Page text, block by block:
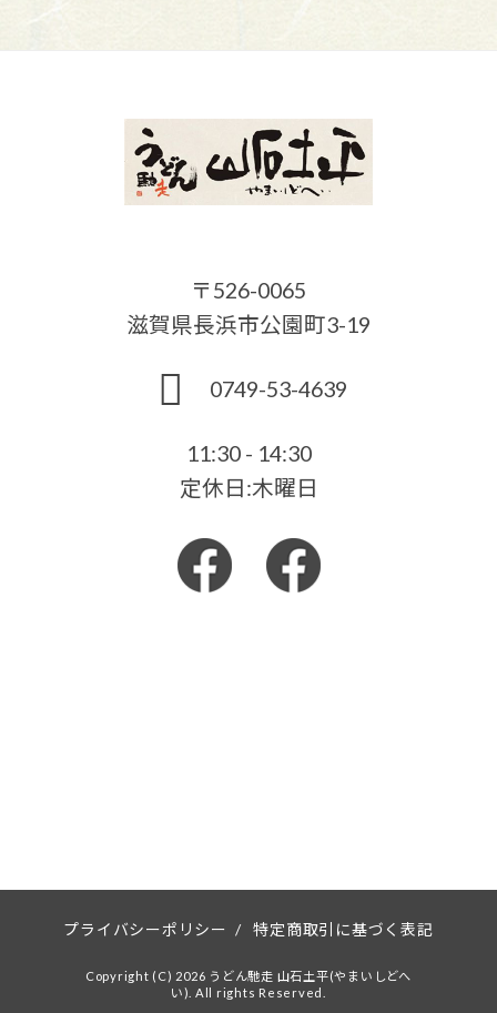
〒526-0065
滋賀県長浜市公園町3-19
0749-53-4639
11:30 - 14:30
定休日:木曜日
プライバシーポリシー / 特定商取引に基づく表記
Copyright (C) 2026 うどん馳走 山石土平(やまいしどへ
い). All rights Reserved.